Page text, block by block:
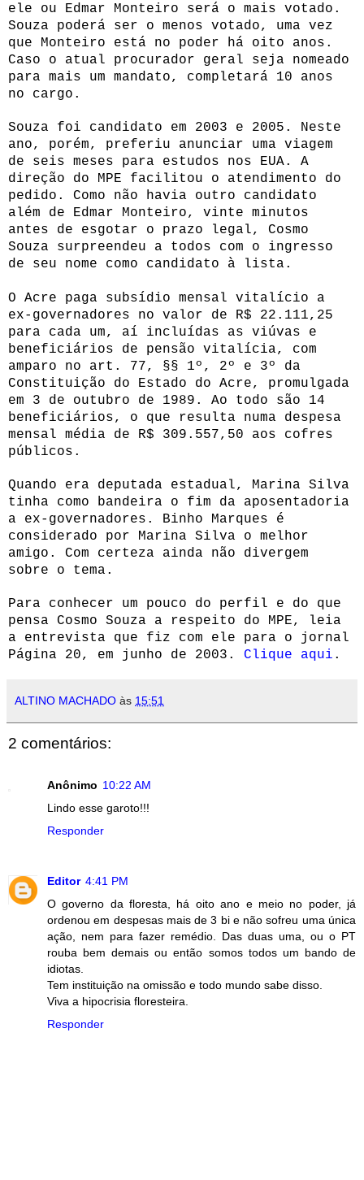
ele ou Edmar Monteiro será o mais votado.
Souza poderá ser o menos votado, uma vez
que Monteiro está no poder há oito anos.
Caso o atual procurador geral seja nomeado
para mais um mandato, completará 10 anos
no cargo.
Souza foi candidato em 2003 e 2005. Neste
ano, porém, preferiu anunciar uma viagem
de seis meses para estudos nos EUA. A
direção do MPE facilitou o atendimento do
pedido. Como não havia outro candidato
além de Edmar Monteiro, vinte minutos
antes de esgotar o prazo legal, Cosmo
Souza surpreendeu a todos com o ingresso
de seu nome como candidato à lista.
O Acre paga subsídio mensal vitalício a
ex-governadores no valor de R$ 22.111,25
para cada um, aí incluídas as viúvas e
beneficiários de pensão vitalícia, com
amparo no art. 77, §§ 1º, 2º e 3º da
Constituição do Estado do Acre, promulgada
em 3 de outubro de 1989. Ao todo são 14
beneficiários, o que resulta numa despesa
mensal média de R$ 309.557,50 aos cofres
públicos.
Quando era deputada estadual, Marina Silva
tinha como bandeira o fim da aposentadoria
a ex-governadores. Binho Marques é
considerado por Marina Silva o melhor
amigo. Com certeza ainda não divergem
sobre o tema.
Para conhecer um pouco do perfil e do que
pensa Cosmo Souza a respeito do MPE, leia
a entrevista que fiz com ele para o jornal
Página 20, em junho de 2003. Clique aqui .
ALTINO MACHADO às 15:51
2 comentários:
Anônimo 10:22 AM
Lindo esse garoto!!!
Responder
Editor 4:41 PM
O governo da floresta, há oito ano e meio no poder, já
ordenou em despesas mais de 3 bi e não sofreu uma única
ação, nem para fazer remédio. Das duas uma, ou o PT
rouba bem demais ou então somos todos um bando de
idiotas.
Tem instituição na omissão e todo mundo sabe disso.
Viva a hipocrisia floresteira.
Responder